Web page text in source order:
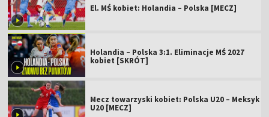
El. MŚ kobiet: Holandia – Polska [MECZ]
Holandia – Polska 3:1. Eliminacje MŚ 2027
kobiet [SKRÓT]
Mecz towarzyski kobiet: Polska U20 – Meksyk
U20 [MECZ]